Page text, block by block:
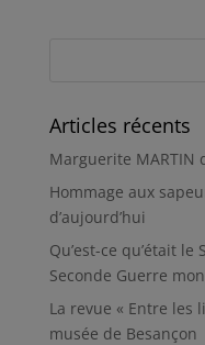
Articles récents
Marguerite MARTIN
Hommage aux
d’aujourd’hui
Qu’est-ce qu’était
Seconde Guerre
La revue « Entre les
musée de Besançon